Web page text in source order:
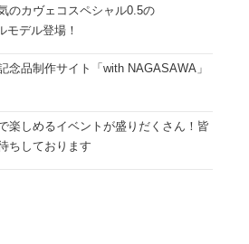
のカヴェコスペシャル0.5の
モデル登場！
念品制作サイト「with NAGASAWA」
楽しめるイベントが盛りだくさん！皆
ちしております